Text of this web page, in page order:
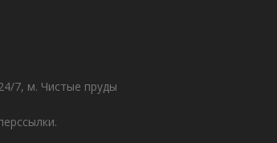
7, м. Чистые пруды